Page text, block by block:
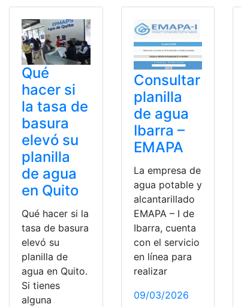
Qué
hacer si
la tasa de
basura
elevó su
planilla
de agua
en Quito
Qué hacer si la
tasa de basura
elevó su
planilla de
agua en Quito.
Si tienes
alguna
Consultar
planilla
de agua
Ibarra –
EMAPA
La empresa de
agua potable y
alcantarillado
EMAPA – I de
Ibarra, cuenta
con el servicio
en línea para
realizar
09/03/2026